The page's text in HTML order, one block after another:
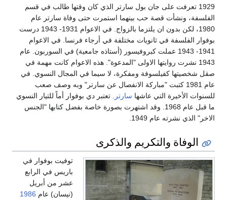
1929 تعرفت على جان بول سارتر الذي كان وقتها طالب في قسم
الفلسفة، ونشأت قصة حب بينهما استمرت حتى وفاة سارتر عام
1980، لكن بدون ان يلتزما بالزواج. في الاعوام 1931- 1943 درست
بوفوار الفلسفة في ثانويات مختلفة في أرجاء فرنسا. في الاعوام
1941- 1943 عملت كبروفيسور (أستاذه جامعية) في السوربون. عام
1943 نشرت روايتها الاولى "المدعوة". هذه الاعوام كانت مهمة في
صقل شخصيتها كفيلسوفة ومفكرة، لا سيما في المجال النسوي. في
عام 1981 كتبت "مباركة الانفصال عن سارتر" وبه وصف صعب
للسنوات الأخيرة التي عاشها سارتر
. تعتبر دي بوفوار أماً للتيار النسوي
ما قبل عام 1968. وقد اشتهرت بصورة خاصة بفضل كتابها "الجنس
الاخر" الذي نشرته عام 1949.
الوفاة والتكريم والذكرى
توفيت بوفوار في
باريس في الرابع
عشر من أبريل
(نيسان) عام 1986